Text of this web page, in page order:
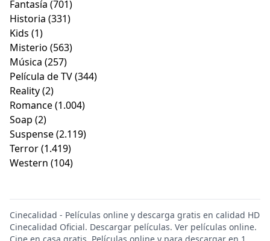
Fantasía (701)
Historia (331)
Kids (1)
Misterio (563)
Música (257)
Película de TV(344)
Reality(2)
Romance(1.004)
Soap (2)
Suspense(2.119)
Terror(1.419)
Western (104)
Cinecalidad - Películas online y descarga gratis en calidad HD
Cinecalidad Oficial. Descargar películas. Ver películas online.